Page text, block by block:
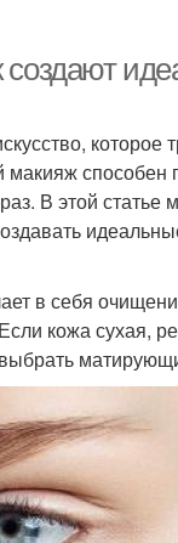
которое
способен
В этой
в себя
кожа сухая,